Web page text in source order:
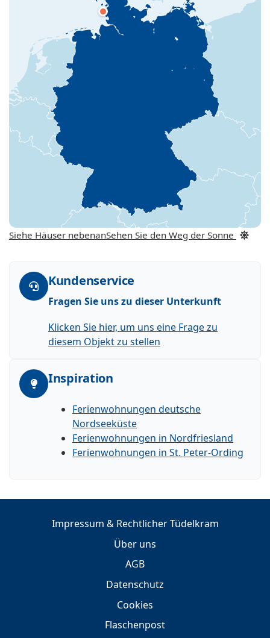
Siehe Häuser nebenanSehen Sie den Weg der Sonne
Kundenservice
Fragen Sie uns zu dieser Unterkunft
Klicken Sie hier, um uns eine Frage zu
diesem Objekt zu stellen
Inspiration
Ferienwohnungen deutsche
Nordseeküste
Ferienwohnungen in Nordfriesland
Ferienwohnungen in St. Peter-Ording
Impressum & Rechtlicher Tüdelkram
Über uns
AGB
Datenschutz
Cookies
Flaschenpost